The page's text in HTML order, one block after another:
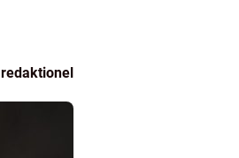
redaktionel